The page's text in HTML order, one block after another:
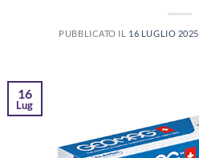
PUBBLICATO IL 16 LUGLIO 2025
16
Lug